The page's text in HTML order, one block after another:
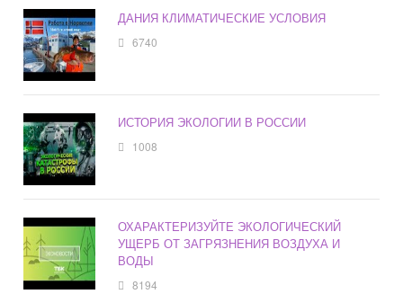
ДАНИЯ КЛИМАТИЧЕСКИЕ УСЛОВИЯ
6740
ИСТОРИЯ ЭКОЛОГИИ В РОССИИ
1008
ОХАРАКТЕРИЗУЙТЕ ЭКОЛОГИЧЕСКИЙ
УЩЕРБ ОТ ЗАГРЯЗНЕНИЯ ВОЗДУХА И
ВОДЫ
8194